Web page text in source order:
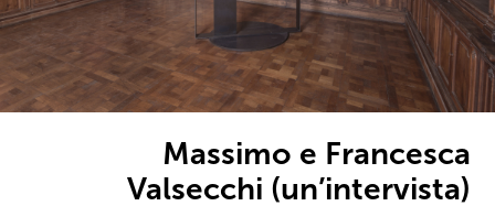
Massimo e Francesca
Valsecchi (un’intervista)